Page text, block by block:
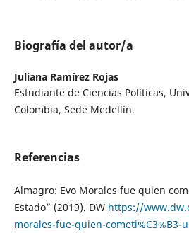
Biografía del autor/a
Juliana Ramírez Rojas
Estudiante de Ciencias Políticas,
Colombia, Sede Medellín.
Referencias
Almagro: Evo Morales fue quien
Estado” (2019). DW https://
morales-fue-quien-cometi%C3%B3-